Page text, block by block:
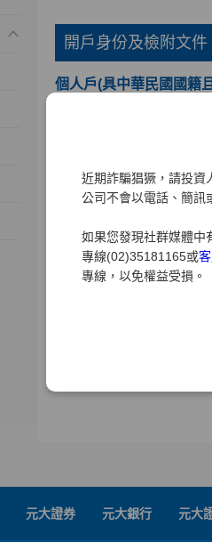
近期詐騙猖獗，請投資
公司不會以電話、簡訊
如果您發現社群媒體中
專線(02)35181165或
專線，以免權益受損。
開戶身份及檢附文件
個人戶(具中華民國國籍
附照片之健保卡/駕照
電子票券RP交易之
若本身沒有元大銀
變更交割銀行路徑：
元大證券 元大銀行 元大